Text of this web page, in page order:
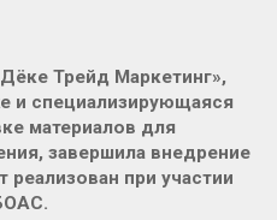
Трейд Маркетинг»,
и специализирующаяся
материалов для
завершила внедрение
при участии